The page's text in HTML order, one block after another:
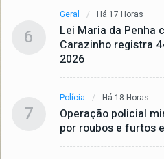
6
Geral Há 17 Horas
Lei Maria da Penha
Carazinho registra
2026
7
Polícia Há 18 Horas
Operação policial
por roubos e furtos